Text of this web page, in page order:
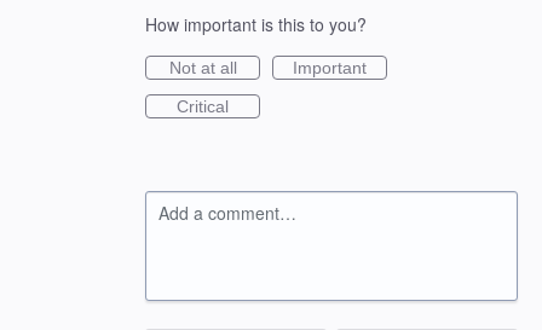
How important is this to you?
Not at all
Important
Critical
Add a comment…